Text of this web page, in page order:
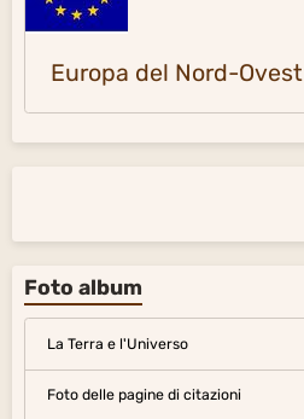
Europa del Nord-Ovest
Foto album
La Terra e l'Universo
Foto delle pagine di citazioni